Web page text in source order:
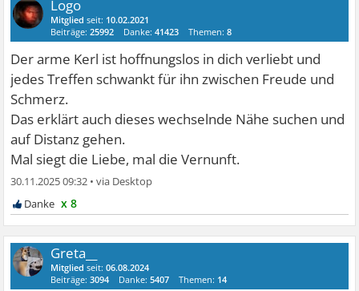
Logo
Mitglied seit: 10.02.2021
Beiträge:25992 Danke:41423 Themen:8
Der arme Kerl ist hoffnungslos in dich verliebt und
jedes Treffen schwankt für ihn zwischen Freude und
Schmerz.
Das erklärt auch dieses wechselnde Nähe suchen und
auf Distanz gehen.
Mal siegt die Liebe, mal die Vernunft.
30.11.2025 09:32 •
x 8
Greta__
Mitglied seit:06.08.2024
Beiträge:3094 Danke:5407 Themen: 14